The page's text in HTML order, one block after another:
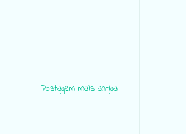
Postagem mais antiga